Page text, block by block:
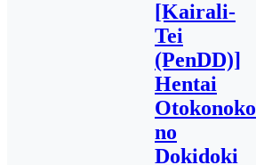
[Kairali-
Tei
(PenDD)]
Hentai
Otokonoko
no
Dokidoki